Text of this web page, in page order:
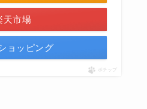
天市場
ョッピング
ポチップ